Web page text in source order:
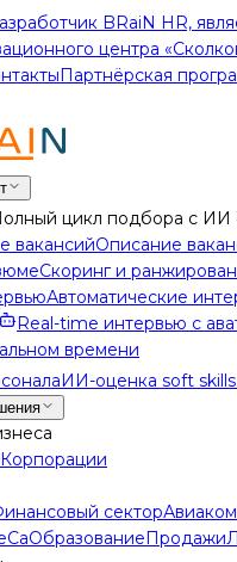
BRaiN HR,
центра
Партнёрская
цикл подбора с ИИ
вакансийОписание
Скоринг и
Автоматические
Real-time интервью с
времени
ИИ-оценка soft
Корпорации
сектор
ОбразованиеПродажи